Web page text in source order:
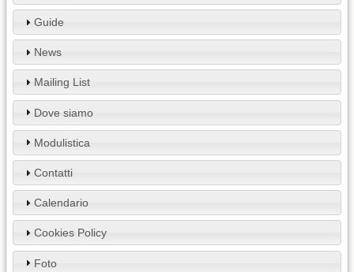
Guide
News
Mailing List
Dove siamo
Modulistica
Contatti
Calendario
Cookies Policy
Foto